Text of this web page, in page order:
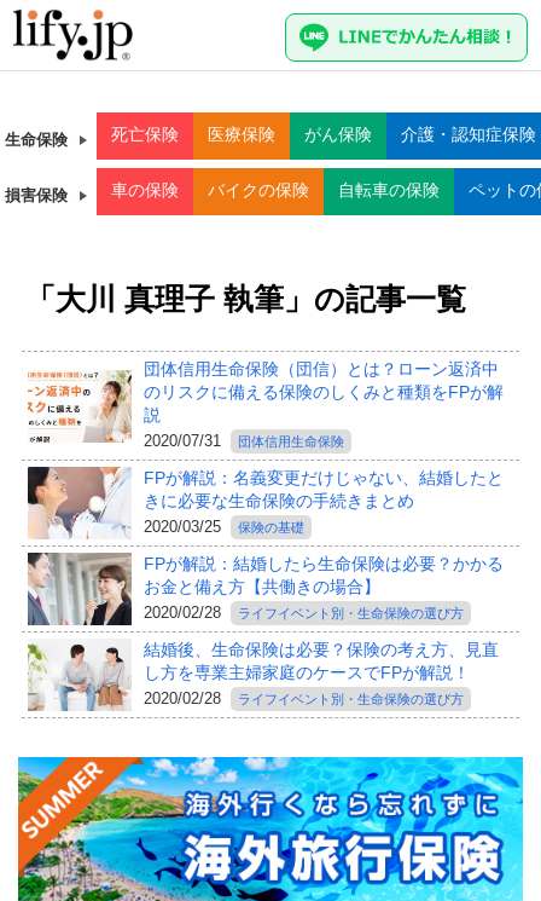
生命保険 死亡保険 医療保険 がん保険 介護・認知症保険
損害保険 車の保険 バイクの保険 自転車の保険 ペットの
「大川 真理子 執筆」の記事一覧
団体信用生命保険（団信）とは？ローン返済中
のリスクに備える保険のしくみと種類をFPが解
説
2020/07/31 団体信用生命保険
FPが解説：名義変更だけじゃない、結婚したと
きに必要な生命保険の手続きまとめ
2020/03/25 保険の基礎
FPが解説：結婚したら生命保険は必要？かかる
お金と備え方【共働きの場合】
2020/02/28 ライフイベント別・生命保険の選び方
結婚後、生命保険は必要？保険の考え方、見直
し方を専業主婦家庭のケースでFPが解説！
2020/02/28 ライフイベント別・生命保険の選び方